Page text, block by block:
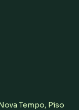
Tempo, Piso